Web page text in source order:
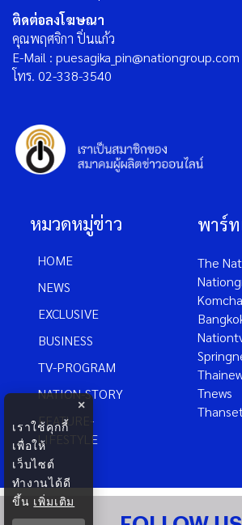
ติดต่อลงโฆษณา
คุณพฤศจิกา ปิ่นแก้ว
E-Mail : puesagika_pin@nationgroup.com
โทร. 02-338-3540
หมวดหมู่ข่าว
HOME
NEWS
EXCLUSIVE
BUSINESS
TV-PROGRAM
NATION-STORY
FEATURE-
LIFESTYLE
พาร์
The
Tnews
×
เราใช้คุกกี้
เพื่อให้
เว็บไซต์
ทำงานได้ดี
ขึ้น เพิ่มเติม